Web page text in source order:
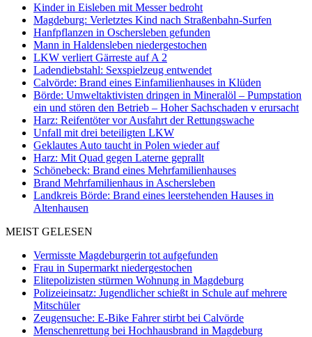
Kinder in Eisleben mit Messer bedroht
Magdeburg: Verletztes Kind nach Straßenbahn-Surfen
Hanfpflanzen in Oschersleben gefunden
Mann in Haldensleben niedergestochen
LKW verliert Gärreste auf A 2
Ladendiebstahl: Sexspielzeug entwendet
Calvörde: Brand eines Einfamilienhauses in Klüden
Börde: Umweltaktivisten dringen in Mineralöl – Pumpstation
ein und stören den Betrieb – Hoher Sachschaden v erursacht
Harz: Reifentöter vor Ausfahrt der Rettungswache
Unfall mit drei beteiligten LKW
Geklautes Auto taucht in Polen wieder auf
Harz: Mit Quad gegen Laterne geprallt
Schönebeck: Brand eines Mehrfamilienhauses
Brand Mehrfamilienhaus in Aschersleben
Landkreis Börde: Brand eines leerstehenden Hauses in
Altenhausen
MEIST GELESEN
Vermisste Magdeburgerin tot aufgefunden
Frau in Supermarkt niedergestochen
Elitepolizisten stürmen Wohnung in Magdeburg
Polizeieinsatz: Jugendlicher schießt in Schule auf mehrere
Mitschüler
Zeugensuche: E-Bike Fahrer stirbt bei Calvörde
Menschenrettung bei Hochhausbrand in Magdeburg